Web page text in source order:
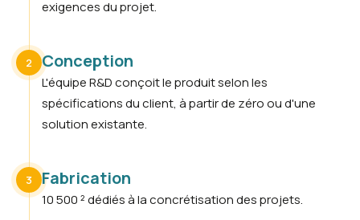
exigences du projet.
2 Conception
L'équipe R&D conçoit le produit selon les
spécifications du client, à partir de zéro ou d'une
solution existante.
3 Fabrication
10 500 ² dédiés à la concrétisation des projets.